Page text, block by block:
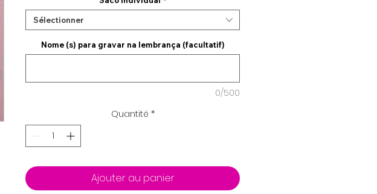
Sélectionner
Nome (s) para gravar na lembrança (facultatif)
0/500
Quantité *
Ajouter au panier